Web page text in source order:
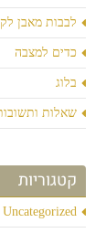
לבבות מאבן
כדים למצבה
בלוג
שאלות ותשובות:
קטגוריות
Uncategorized